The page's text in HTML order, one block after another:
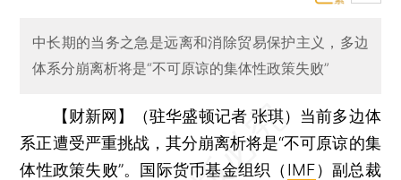
中长期的当务之急是远离和消除贸易保护主义，多边
体系分崩离析将是“不可原谅的集体性政策失败”
【财新网】（驻华盛顿记者 张琪） 当前多边体
系正遭受严重挑战，其分崩离析将是“不可原谅的集
体性政策失败”。国际货币基金组织（ IMF）副总裁